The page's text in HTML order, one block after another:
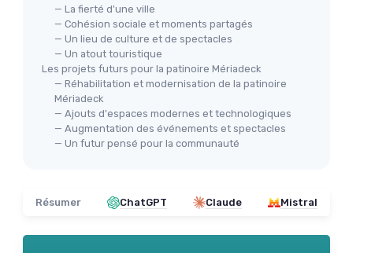
— La fierté d'une ville
— Cohésion sociale et moments partagés
— Un lieu de culture et de spectacles
— Un atout touristique
Les projets futurs pour la patinoire Mériadeck
— Réhabilitation et modernisation de la patinoire
Mériadeck
— Ajouts d'espaces modernes et technologiques
— Augmentation des événements et spectacles
— Un futur pensé pour la communauté
Résumer ChatGPT Claude Mistral